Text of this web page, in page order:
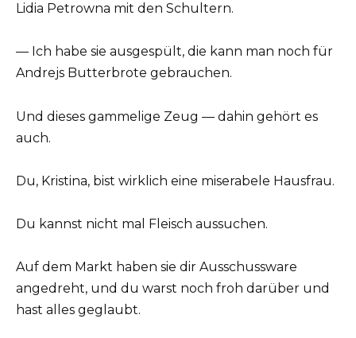
Lidia Petrowna mit den Schultern.
— Ich habe sie ausgespült, die kann man noch für
Andrejs Butterbrote gebrauchen.
Und dieses gammelige Zeug — dahin gehört es
auch.
Du, Kristina, bist wirklich eine miserabele Hausfrau.
Du kannst nicht mal Fleisch aussuchen.
Auf dem Markt haben sie dir Ausschussware
angedreht, und du warst noch froh darüber und
hast alles geglaubt.